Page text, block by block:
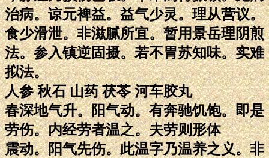
治病。谅元裨益。益气少灵。理从营议。
食少滑泄。非滋腻所宜。暂用景岳理阴煎
法。参入镇逆固摄。若不胃苏知味。实难
拟法。
人参 秋石 山药 茯苓 河车胶丸
春深地气升。阳气动。有奔驰饥饱。即是
劳伤。内经劳者温之。夫劳则形体
震动。阳气先伤。此温字乃温养之义。非